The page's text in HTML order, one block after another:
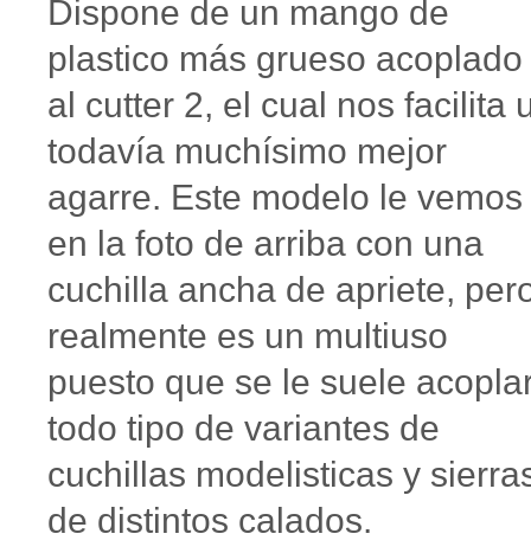
Dispone de un mango de
plastico más grueso acoplado
al cutter 2, el cual nos facilita
todavía muchísimo mejor
agarre. Este modelo le vemos
en la foto de arriba con una
cuchilla ancha de apriete,
realmente es un multiuso
puesto que se le suele
todo tipo de variantes de
cuchillas modelisticas y
de distintos calados.